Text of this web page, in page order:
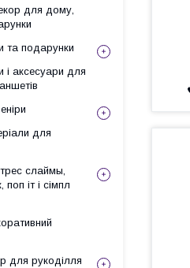
для дому,
та подарунки
і аксесуари для
для
слаймы,
іт і сімпл
для рукоділля